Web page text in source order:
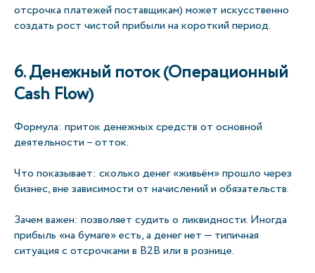
отсрочка платежей поставщикам) может искусственно
создать рост чистой прибыли на короткий период.
6. Денежный поток (Операционный
Cash Flow)
Формула: приток денежных средств от основной
деятельности – отток.
Что показывает: сколько денег «живьём» прошло через
бизнес, вне зависимости от начислений и обязательств.
Зачем важен: позволяет судить о ликвидности. Иногда
прибыль «на бумаге» есть, а денег нет — типичная
ситуация с отсрочками в B2B или в рознице.